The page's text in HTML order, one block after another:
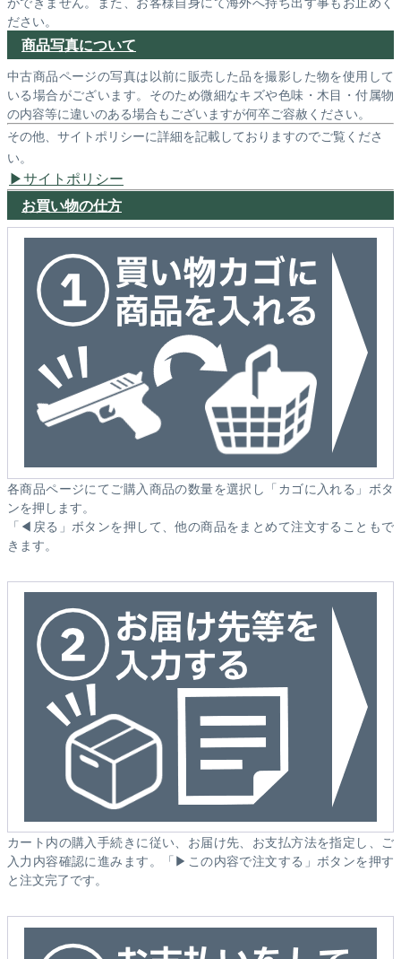
ださい。
商品写真について
中古商品ページの写真は以前に販売した品を撮影した物を使用して
いる場合がございます。そのため微細なキズや色味・木目・付属物
の内容等に違いのある場合もございますが何卒ご容赦ください。
その他、サイトポリシーに詳細を記載しておりますのでご覧くださ
い。
サイトポリシー
お買い物の仕方
各商品ページにてご購入商品の数量を選択し「カゴに入れる」ボタ
ンを押します。
「◀戻る」ボタンを押して、他の商品をまとめて注文することもで
きます。
カート内の購入手続きに従い、お届け先、お支払方法を指定し、ご
入力内容確認に進みます。「▶この内容で注文する」ボタンを押す
と注文完了です。